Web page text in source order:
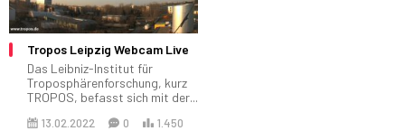
Tropos Leipzig Webcam Live
Das Leibniz-Institut für
Troposphärenforschung, kurz
TROPOS, befasst sich mit der...
13.02.2022 0 1.450